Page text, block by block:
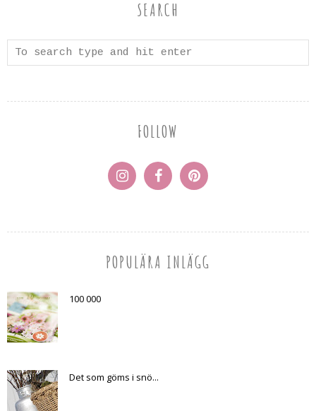
SEARCH
FOLLOW
POPULÄRA INLÄGG
100 000
Det som göms i snö...